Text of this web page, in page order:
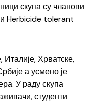
скупа су чланови
Herbicide tolerant
Хрватске,
а усмено је
У раду скупа
студенти